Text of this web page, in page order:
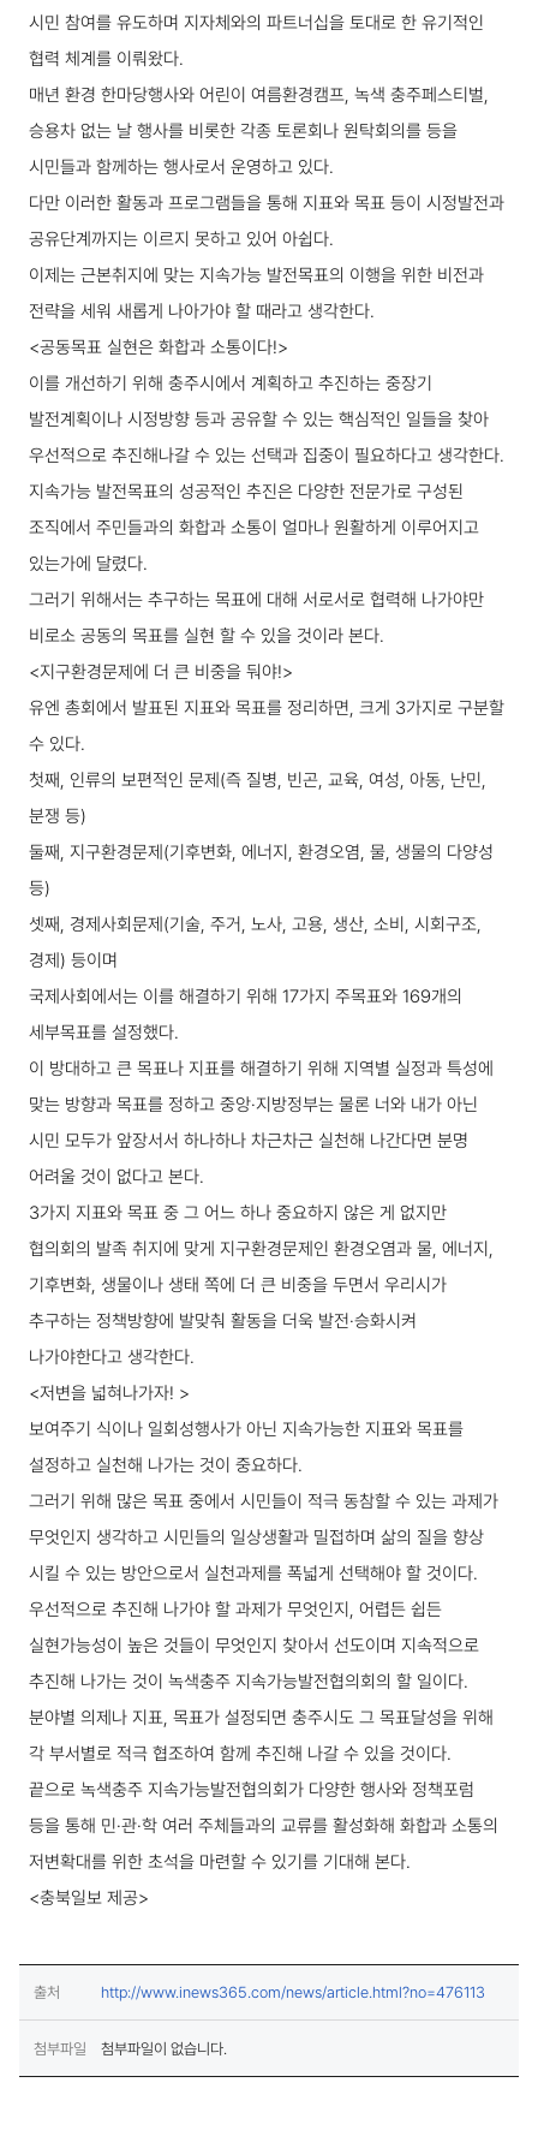
시민 참여를 유도하며 지자체와의 파트너십을 토대로 한 유기적인
협력 체계를 이뤄왔다.
매년 환경 한마당행사와 어린이 여름환경캠프, 녹색 충주페스티벌,
승용차 없는 날 행사를 비롯한 각종 토론회나 원탁회의를 등을
시민들과 함께하는 행사로서 운영하고 있다.
다만 이러한 활동과 프로그램들을 통해 지표와 목표 등이 시정발전과
공유단계까지는 이르지 못하고 있어 아쉽다.
이제는 근본취지에 맞는 지속가능 발전목표의 이행을 위한 비전과
전략을 세워 새롭게 나아가야 할 때라고 생각한다.
<공동목표 실현은 화합과 소통이다!>
이를 개선하기 위해 충주시에서 계획하고 추진하는 중장기
발전계획이나 시정방향 등과 공유할 수 있는 핵심적인 일들을 찾아
우선적으로 추진해나갈 수 있는 선택과 집중이 필요하다고 생각한다.
지속가능 발전목표의 성공적인 추진은 다양한 전문가로 구성된
조직에서 주민들과의 화합과 소통이 얼마나 원활하게 이루어지고
있는가에 달렸다.
그러기 위해서는 추구하는 목표에 대해 서로서로 협력해 나가야만
비로소 공동의 목표를 실현 할 수 있을 것이라 본다.
<지구환경문제에 더 큰 비중을 둬야!>
유엔 총회에서 발표된 지표와 목표를 정리하면, 크게 3가지로 구분할
수 있다.
첫째, 인류의 보편적인 문제(즉 질병, 빈곤, 교육, 여성, 아동, 난민,
분쟁 등)
둘째, 지구환경문제(기후변화, 에너지, 환경오염, 물, 생물의 다양성
등)
셋째, 경제사회문제(기술, 주거, 노사, 고용, 생산, 소비, 시회구조,
경제) 등이며
국제사회에서는 이를 해결하기 위해 17가지 주목표와 169개의
세부목표를 설정했다.
이 방대하고 큰 목표나 지표를 해결하기 위해 지역별 실정과 특성에
맞는 방향과 목표를 정하고 중앙·지방정부는 물론 너와 내가 아닌
시민 모두가 앞장서서 하나하나 차근차근 실천해 나간다면 분명
어려울 것이 없다고 본다.
3가지 지표와 목표 중 그 어느 하나 중요하지 않은 게 없지만
협의회의 발족 취지에 맞게 지구환경문제인 환경오염과 물, 에너지,
기후변화, 생물이나 생태 쪽에 더 큰 비중을 두면서 우리시가
추구하는 정책방향에 발맞춰 활동을 더욱 발전·승화시켜
나가야한다고 생각한다.
<저변을 넓혀나가자! >
보여주기 식이나 일회성행사가 아닌 지속가능한 지표와 목표를
설정하고 실천해 나가는 것이 중요하다.
그러기 위해 많은 목표 중에서 시민들이 적극 동참할 수 있는 과제가
무엇인지 생각하고 시민들의 일상생활과 밀접하며 삶의 질을 향상
시킬 수 있는 방안으로서 실천과제를 폭넓게 선택해야 할 것이다.
우선적으로 추진해 나가야 할 과제가 무엇인지, 어렵든 쉽든
실현가능성이 높은 것들이 무엇인지 찾아서 선도이며 지속적으로
추진해 나가는 것이 녹색충주 지속가능발전협의회의 할 일이다.
분야별 의제나 지표, 목표가 설정되면 충주시도 그 목표달성을 위해
각 부서별로 적극 협조하여 함께 추진해 나갈 수 있을 것이다.
끝으로 녹색충주 지속가능발전협의회가 다양한 행사와 정책포럼
등을 통해 민·관·학 여러 주체들과의 교류를 활성화해 화합과 소통의
저변확대를 위한 초석을 마련할 수 있기를 기대해 본다.
<충북일보 제공>
출처 http://www.inews365.com/news/article.html?no=476113
첨부파일 첨부파일이 없습니다.